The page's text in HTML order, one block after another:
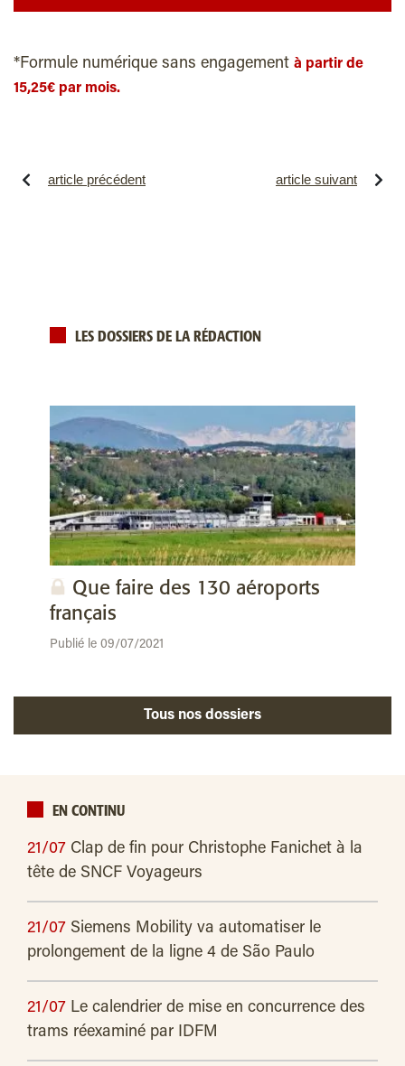
*Formule numérique sans engagement à partir de
15,25€ par mois.
article précédent article suivant
LES DOSSIERS DE LA RÉDACTION
Que faire des 130 aéroports
français
Publié le 09/07/2021
Tous nos dossiers
EN CONTINU
21/07 Clap de fin pour Christophe Fanichet à la
tête de SNCF Voyageurs
21/07 Siemens Mobility va automatiser le
prolongement de la ligne 4 de São Paulo
21/07 Le calendrier de mise en concurrence des
trams réexaminé par IDFM